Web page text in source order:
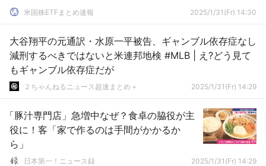
米国株ETFまとめ速報 2025/1/31(Fr) 14:30
大谷翔平の元通訳・水原一平被告、ギャンブル依存症なし
減刑するべきではないと米連邦地検 #MLB | え?どう見て
もギャンブル依存症だが
２ちゃんねるニュース超速まとめ＋ 2025/1/31(Fr) 14:29
「豚汁専門店」急増中なぜ？食卓の脇役が主
役に！客「家で作るのは手間がかかるか
ら」
日本第一！ニュース録 2025/1/31(Fr) 14:29